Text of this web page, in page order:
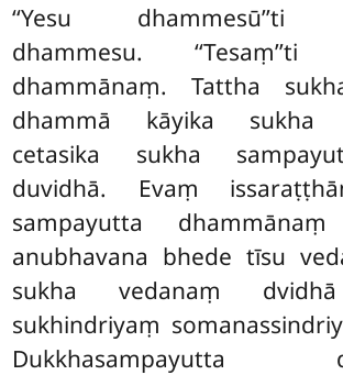
‘‘Yesu dhammesū’’ti
dhammesu. ‘‘Tesaṃ’’ti
dhammānaṃ. Tattha
dhammā kāyika sukha
cetasika sukha
duvidhā. Evaṃ
sampayutta
anubhavana bhede tīsu
sukha vedanaṃ
sukhindriyaṃ
Dukkhasampayutta